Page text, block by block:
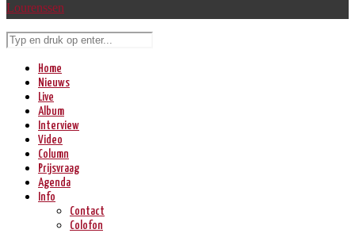
Lourenssen
Home
Nieuws
Live
Album
Interview
Video
Column
Prijsvraag
Agenda
Info
Contact
Colofon